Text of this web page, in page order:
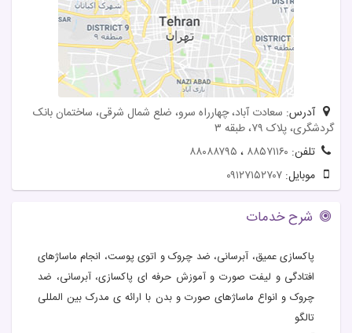
آدرس: سعادت آباد، چهارراه سرو، ضلع شمال شرقی، ساختمان بانک
گردشگری، پلاک ۷۹، طبقه ۳
تلفن: ۸۸۵۷۱۱۶۰ ، ۸۸۰۸۸۷۹۵
موبایل: ۰۹۱۲۷۱۵۲۷۰۷
شرح خدمات
پاکسازی عمیق، آبرسانی، ضد چروک و اتوی پوست، انجام ماساژهای
افتادگی و لیفت صورت و آموزش حرفه ای پاکسازی، آبرسانی، ضد
چروک و انواع ماساژهای صورت و بدن با ارائه ی مدرک بین المللی
تالگو